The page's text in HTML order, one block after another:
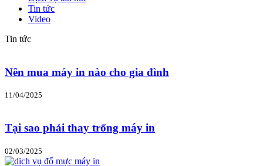
Tin tức
Video
Tin tức
Nên mua máy in nào cho gia đình
11/04/2025
Tại sao phải thay trống máy in
02/03/2025